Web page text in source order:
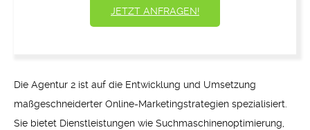
JETZT ANFRAGEN!
Die Agentur 2 ist auf die Entwicklung und Umsetzung
maßgeschneiderter Online-Marketingstrategien spezialisiert.
Sie bietet Dienstleistungen wie Suchmaschinenoptimierung,